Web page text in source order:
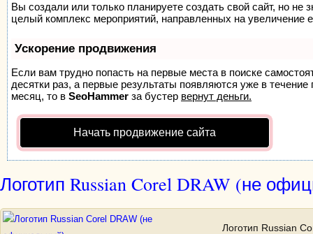
Вы создали или только планируете создать свой сайт, но не
целый комплекс мероприятий, направленных на увеличение
Ускорение продвижения
Если вам трудно попасть на первые места в поиске
десятки раз, а первые результаты появляются уже в
месяц, то в SeoHammer за бустер вернут деньги.
Начать продвижение сайта
Логотип Russian Corel DRAW (не
Логотип Russian